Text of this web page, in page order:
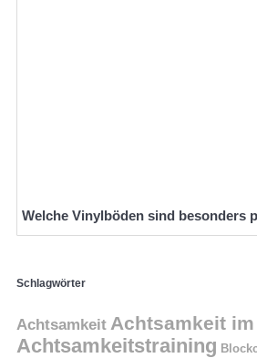
Welche Vinylböden sind besonders
Schlagwörter
Achtsamkeit Achtsamkeit
Achtsamkeitstraining